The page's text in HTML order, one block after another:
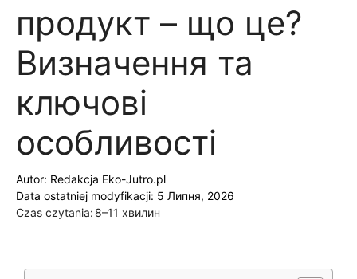
продукт – що це?
Визначення та
ключові
особливості
Autor: Redakcja Eko-Jutro.pl
Data ostatniej modyfikacji: 5 Липня, 2026
Czas czytania: 8–11 хвилин